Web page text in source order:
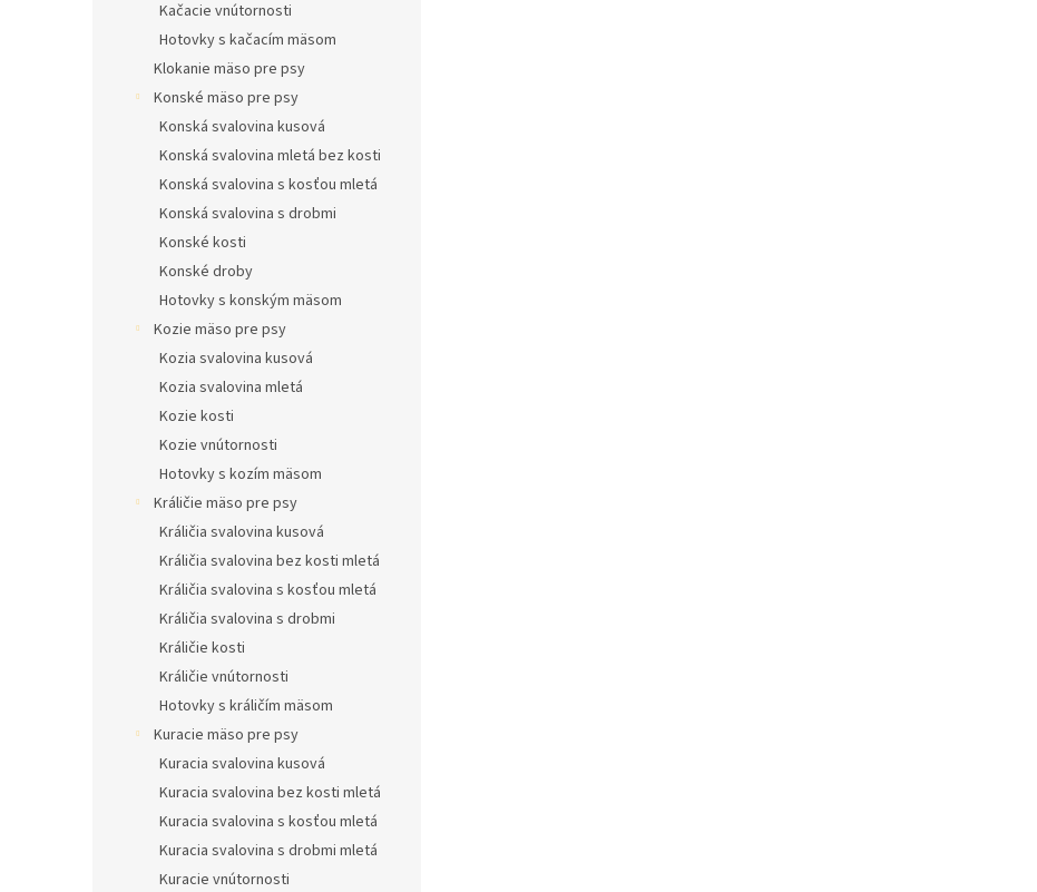
Kačacie vnútornosti
Hotovky s kačacím mäsom
Klokanie mäso pre psy
Konské mäso pre psy
Konská svalovina kusová
Konská svalovina mletá bez kosti
Konská svalovina s kosťou mletá
Konská svalovina s drobmi
Konské kosti
Konské droby
Hotovky s konským mäsom
Kozie mäso pre psy
Kozia svalovina kusová
Kozia svalovina mletá
Kozie kosti
Kozie vnútornosti
Hotovky s kozím mäsom
Králičie mäso pre psy
Králičia svalovina kusová
Králičia svalovina bez kosti mletá
Králičia svalovina s kosťou mletá
Králičia svalovina s drobmi
Králičie kosti
Králičie vnútornosti
Hotovky s králičím mäsom
Kuracie mäso pre psy
Kuracia svalovina kusová
Kuracia svalovina bez kosti mletá
Kuracia svalovina s kosťou mletá
Kuracia svalovina s drobmi mletá
Kuracie vnútornosti